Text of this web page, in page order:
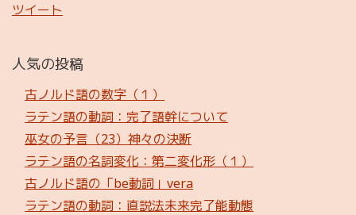
ツイート
人気の投稿
古ノルド語の数字（１）
ラテン語の動詞：完了語幹について
巫女の予言（23）神々の決断
ラテン語の名詞変化：第二変化形（１）
古ノルド語の「be動詞」vera
ラテン語の動詞：直説法未来完了能動態